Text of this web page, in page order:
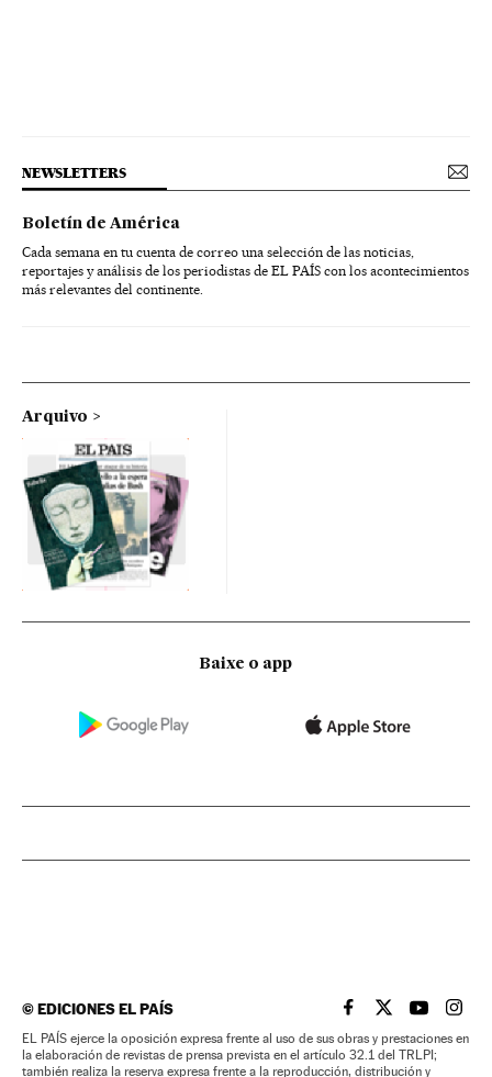
NEWSLETTERS
Boletín de América
Cada semana en tu cuenta de correo una selección de las noticias,
reportajes y análisis de los periodistas de EL PAÍS con los acontecimientos
más relevantes del continente.
Arquivo
Baixe o app
©EDICIONES EL PAÍS EL PAÍS BRASIL EN
EL PAÍSEL PAÍS
EL
EL PAÍS ejerce la oposición expresa frente al uso de sus obras y prestaciones en
la elaboración de revistas de prensa prevista en el artículo 32.1 del TRLPI;
también realiza la reserva expresa frente a la reproducción, distribución y